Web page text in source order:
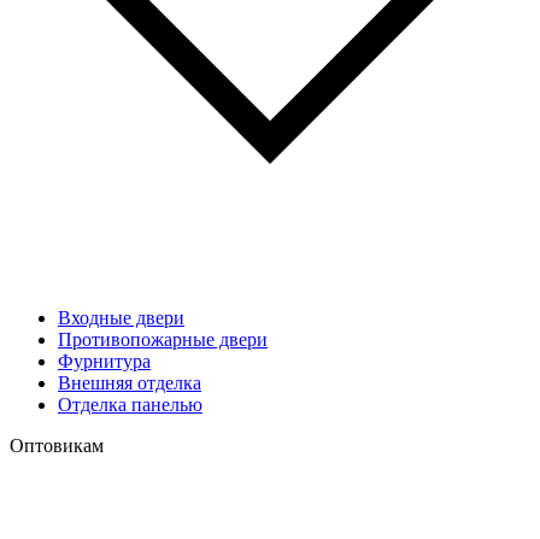
Входные двери
Противопожарные двери
Фурнитура
Внешняя отделка
Отделка панелью
Оптовикам